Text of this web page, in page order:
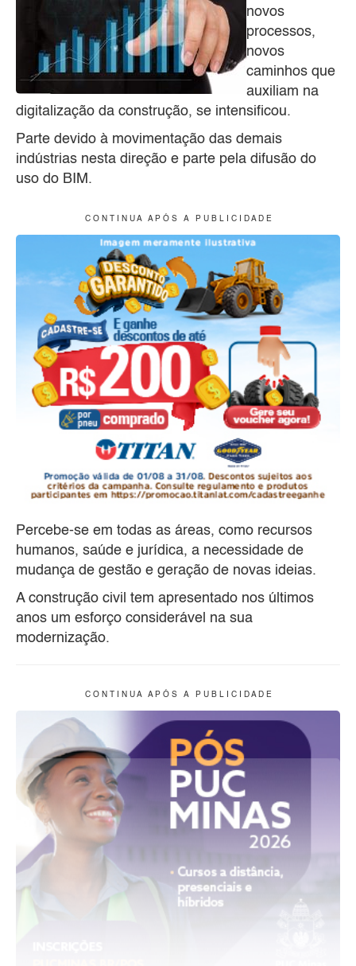
novos
processos,
novos
caminhos que
auxiliam na
digitalização da construção, se intensificou.
Parte devido à movimentação das demais
indústrias nesta direção e parte pela difusão do
uso do BIM.
C O N T I N U A A P Ó S A P U B L I C I D A D E
Percebe-se em todas as áreas, como recursos
humanos, saúde e jurídica, a necessidade de
mudança de gestão e geração de novas ideias.
A construção civil tem apresentado nos últimos
anos um esforço considerável na sua
modernização.
C O N T I N U A A P Ó S A P U B L I C I D A D E